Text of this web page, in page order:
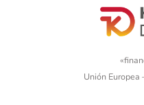
Unión Europea